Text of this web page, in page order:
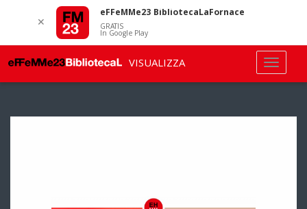
✕
eFFeMMe23 BibliotecaLaFornace
GRATIS
In Google Play
VISUALIZZA